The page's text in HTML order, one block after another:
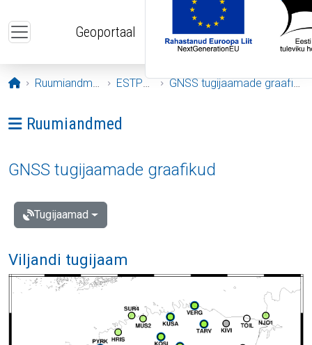
Geoportaal
Avaleht
Ruumiandmed ESTPOS GNSS tugijaamade graafikud
Ava menüü: Ruumiandmed
Ruumiandmed
GNSS tugijaamade graafikud
Tugijaamad
Viljandi tugijaam